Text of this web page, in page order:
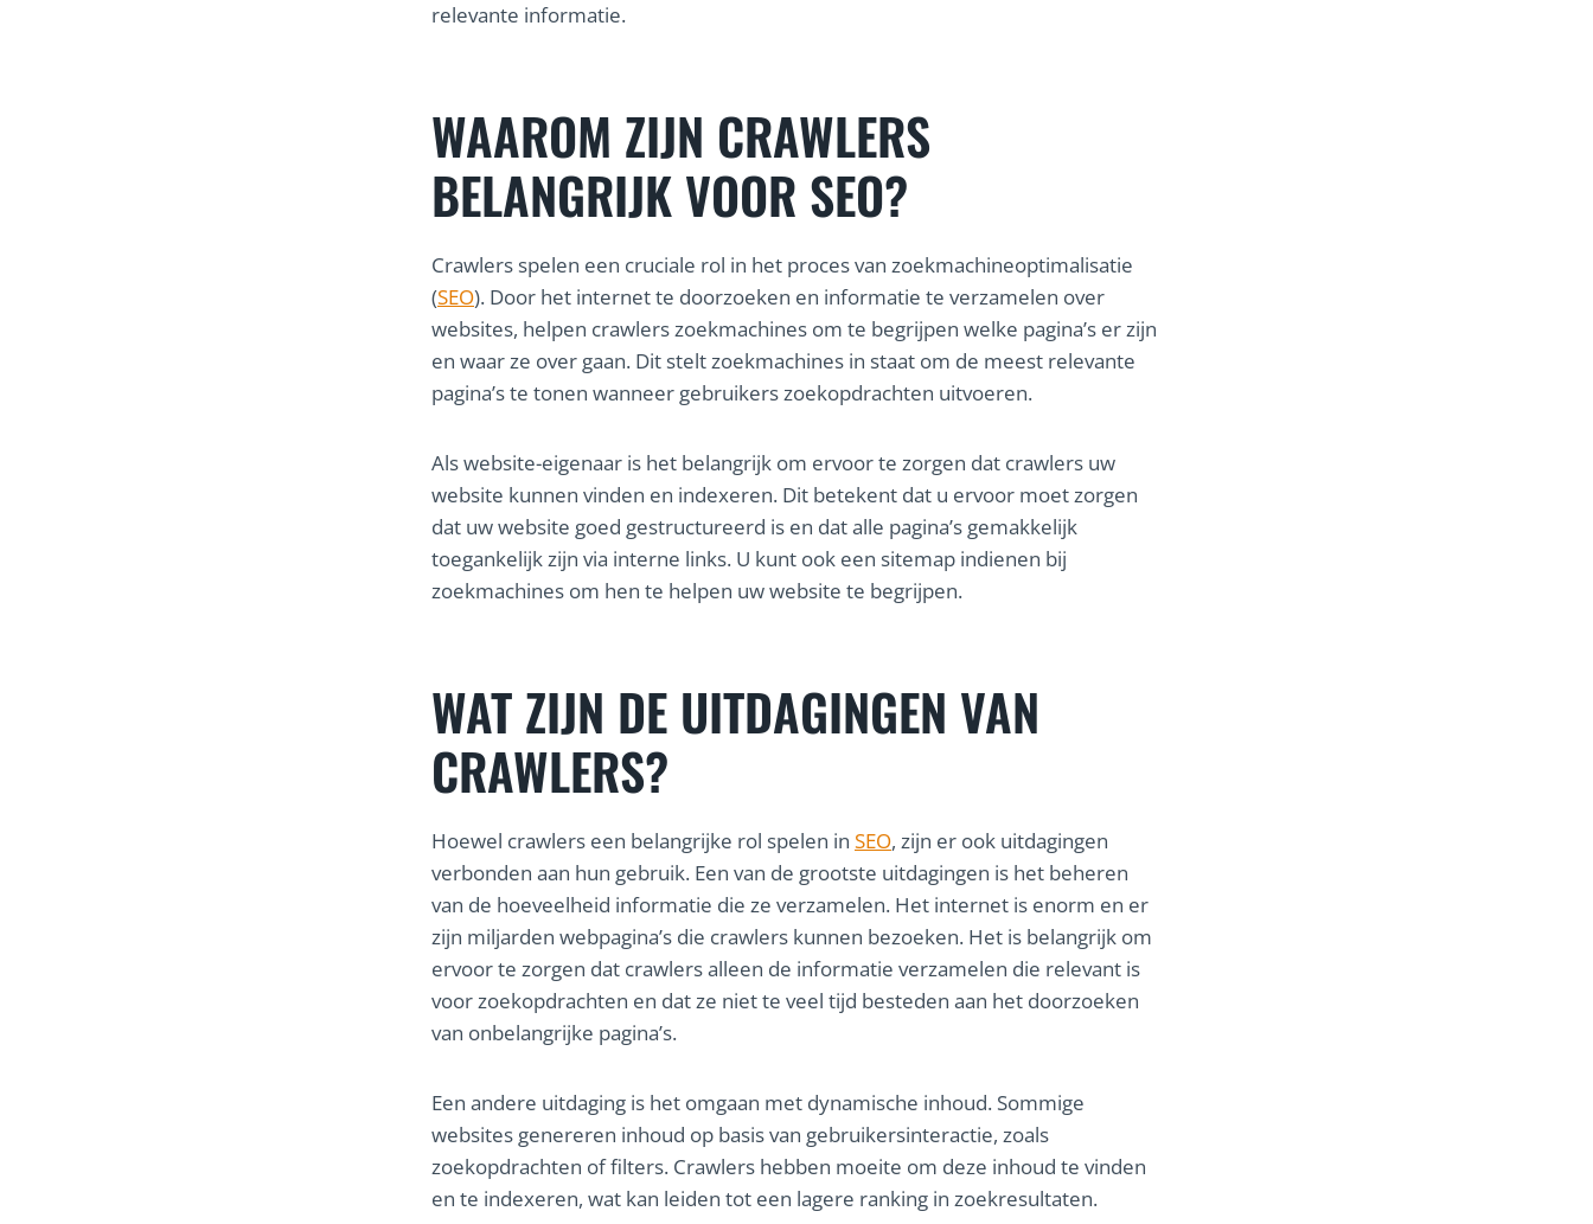
relevante informatie.
WAAROM ZIJN CRAWLERS
BELANGRIJK VOOR SEO?
Crawlers spelen een cruciale rol in het proces van zoekmachineoptimalisatie
(SEO). Door het internet te doorzoeken en informatie te verzamelen over
websites, helpen crawlers zoekmachines om te begrijpen welke pagina’s er zijn
en waar ze over gaan. Dit stelt zoekmachines in staat om de meest relevante
pagina’s te tonen wanneer gebruikers zoekopdrachten uitvoeren.
Als website-eigenaar is het belangrijk om ervoor te zorgen dat crawlers uw
website kunnen vinden en indexeren. Dit betekent dat u ervoor moet zorgen
dat uw website goed gestructureerd is en dat alle pagina’s gemakkelijk
toegankelijk zijn via interne links. U kunt ook een sitemap indienen bij
zoekmachines om hen te helpen uw website te begrijpen.
WAT ZIJN DE UITDAGINGEN VAN
CRAWLERS?
Hoewel crawlers een belangrijke rol spelen in SEO, zijn er ook uitdagingen
verbonden aan hun gebruik. Een van de grootste uitdagingen is het beheren
van de hoeveelheid informatie die ze verzamelen. Het internet is enorm en er
zijn miljarden webpagina’s die crawlers kunnen bezoeken. Het is belangrijk om
ervoor te zorgen dat crawlers alleen de informatie verzamelen die relevant is
voor zoekopdrachten en dat ze niet te veel tijd besteden aan het doorzoeken
van onbelangrijke pagina’s.
Een andere uitdaging is het omgaan met dynamische inhoud. Sommige
websites genereren inhoud op basis van gebruikersinteractie, zoals
zoekopdrachten of filters. Crawlers hebben moeite om deze inhoud te vinden
en te indexeren, wat kan leiden tot een lagere ranking in zoekresultaten.